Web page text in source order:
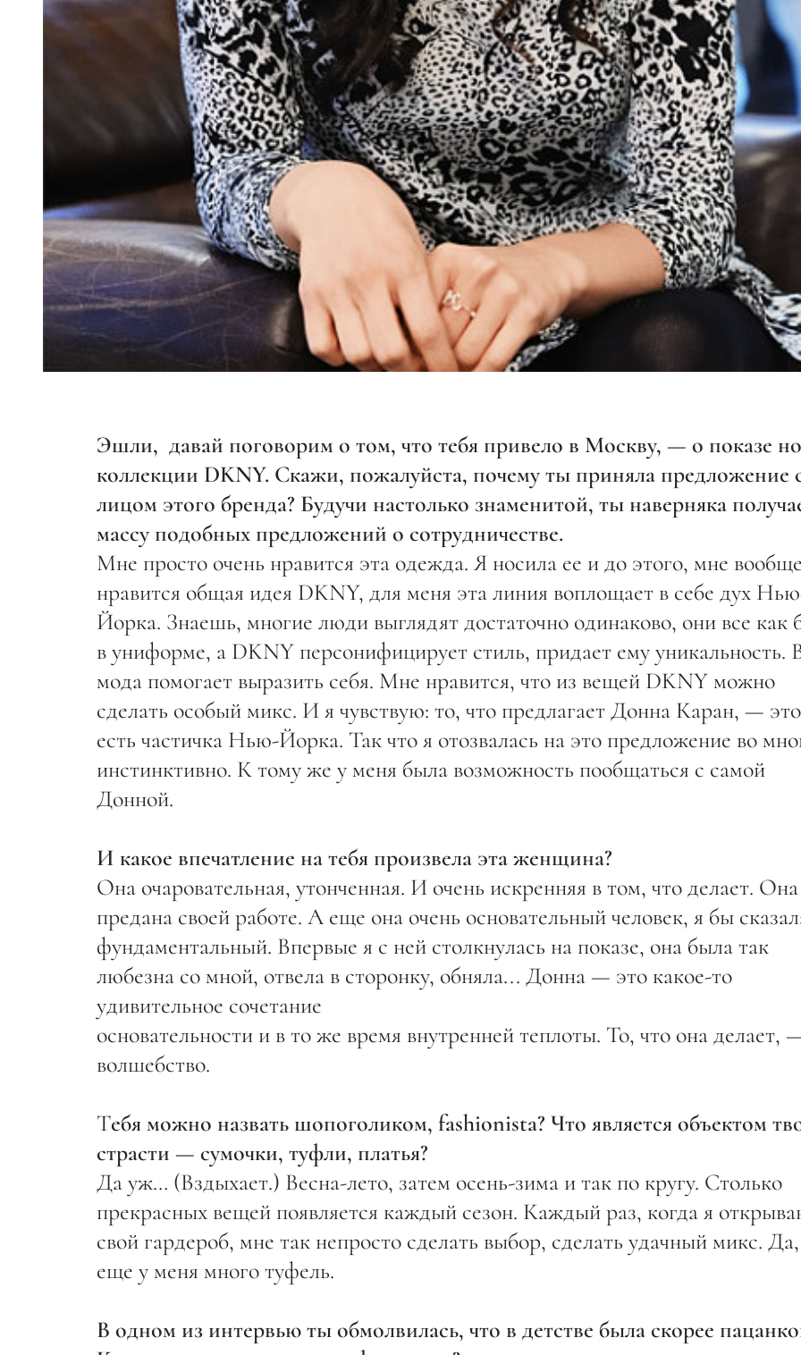
Эшли, давай поговорим о том, что тебя привело в Москву, — о показе
коллекции DKNY. Скажи, пожалуйста, почему ты приняла предложение
лицом этого бренда? Будучи настолько знаменитой, ты наверняка
массу подобных предложений о сотрудничестве.
Мне просто очень нравится эта одежда. Я носила ее и до этого, мне вообще
нравится общая идея DKNY, для меня эта линия воплощает в себе дух
Йорка. Знаешь, многие люди выглядят достаточно одинаково, они все как
в униформе, а DKNY персонифицирует стиль, придает ему уникальность.
мода помогает выразить себя. Мне нравится, что из вещей DKNY можно
сделать особый микс. И я чувствую: то, что предлагает Донна Каран, —
есть частичка Нью-Йорка. Так что я отозвалась на это предложение во
инстинктивно. К тому же у меня была возможность пообщаться с самой
Донной.
И какое впечатление на тебя произвела эта женщина?
Она очаровательная, утонченная. И очень искренняя в том, что делает.
предана своей работе. А еще она очень основательный человек, я бы
фундаментальный. Впервые я с ней столкнулась на показе, она была так
любезна со мной, отвела в сторонку, обняла... Донна — это какое-то
удивительное сочетание
основательности и в то же время внутренней теплоты. То, что она делает,
волшебство.
Тебя можно назвать шопоголиком, fashionista? Что является объектом
страсти — сумочки, туфли, платья?
Да уж… (Вздыхает.) Весна-лето, затем осень-зима и так по кругу. Столько
прекрасных вещей появляется каждый сезон. Каждый раз, когда я
свой гардероб, мне так непросто сделать выбор, сделать удачный микс.
еще у меня много туфель.
В одном из интервью ты обмолвилась, что в детстве была скорее